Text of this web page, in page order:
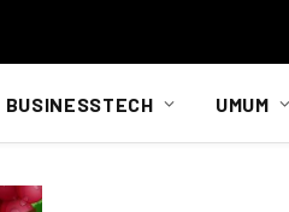
BUSINESSTECH UMUM